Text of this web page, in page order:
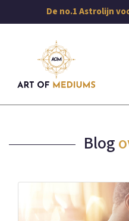
De no.1 Astrolijn
Blog